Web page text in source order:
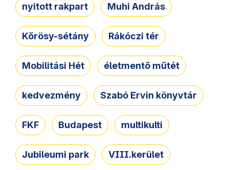
nyitott rakpart Muhi András
Kőrösy-sétány Rákóczi tér
Mobilitási Hét életmentő műtét
kedvezmény Szabó Ervin könyvtár
FKF Budapest multikulti
Jubileumi park VIII.kerület